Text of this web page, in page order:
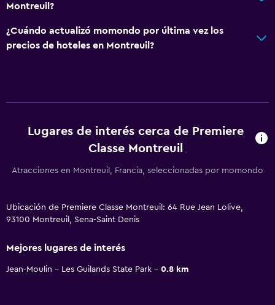
Montreuil?
¿Cuándo actualizó momondo por última vez los
precios de hoteles en Montreuil?
Lugares de interés cerca de Premiere
Classe Montreuil
Atracciones en Montreuil, Francia, seleccionadas por momondo
Ubicación de Premiere Classe Montreuil: 64 Rue Jean Lolive,
93100 Montreuil, Sena-Saint Denis
Mejores lugares de interés
Jean-Moulin - Les Guilands State Park 0.8 km